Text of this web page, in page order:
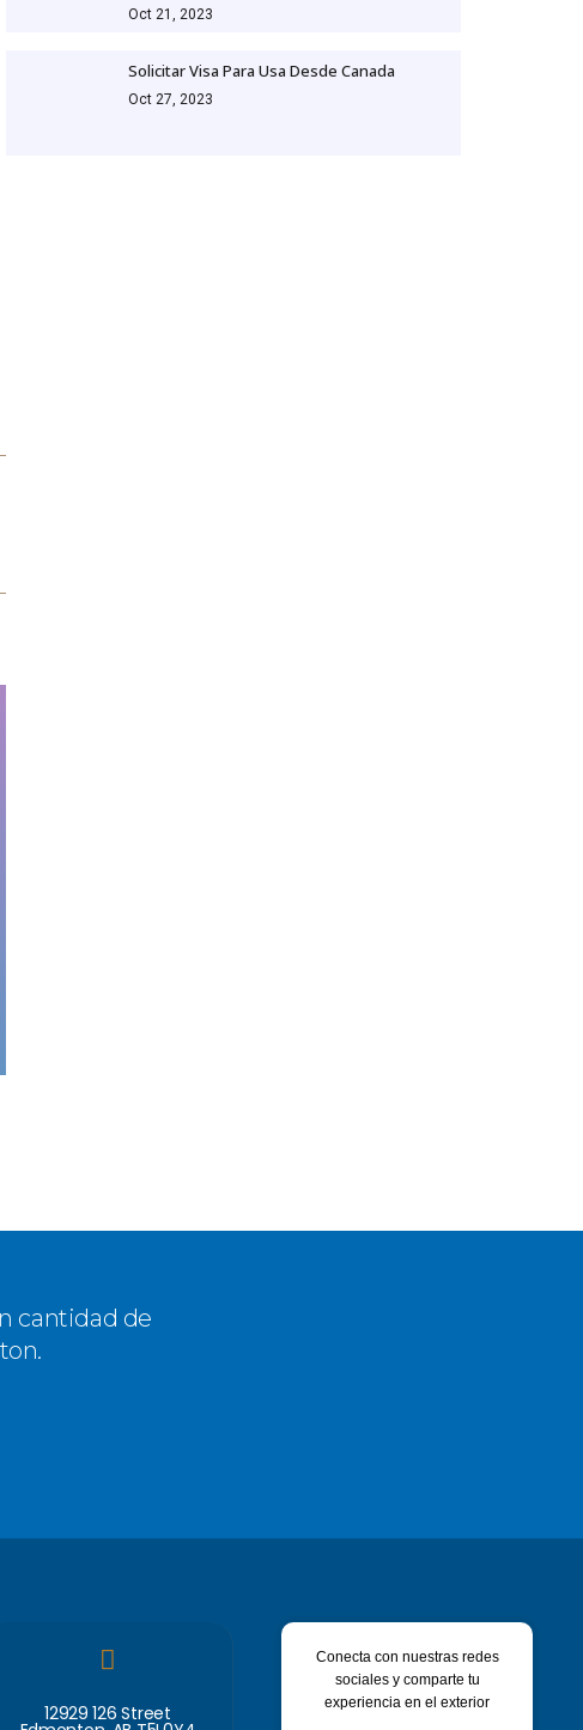
Oct 21, 2023
Solicitar Visa Para Usa Desde Canada
Oct 27, 2023
cantidad de
12929 126 Street
Conecta con nuestras redes
sociales y comparte tu
experiencia en el exterior